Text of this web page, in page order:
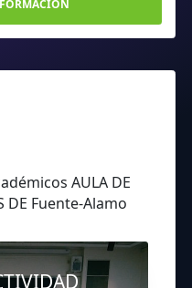
AULA DE
DE Fuente-Alamo